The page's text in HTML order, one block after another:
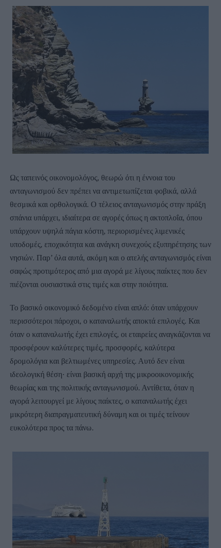
Ως ταπεινός οικονομολόγος, θεωρώ ότι η έννοια του
ανταγωνισμού δεν πρέπει να αντιμετωπίζεται φοβικά, αλλά
θεσμικά και ορθολογικά. Ο τέλειος ανταγωνισμός στην πράξη
σπάνια υπάρχει, ιδιαίτερα σε αγορές όπως η ακτοπλοΐα, όπου
υπάρχουν υψηλά πάγια κόστη, περιορισμένες λιμενικές
υποδομές, εποχικότητα και ανάγκη συνεχούς εξυπηρέτησης των
νησιών. Παρ’ όλα αυτά, ακόμη και ο ατελής ανταγωνισμός είναι
σαφώς προτιμότερος από μια αγορά με λίγους παίκτες που δεν
πιέζονται ουσιαστικά στις τιμές και στην ποιότητα.
Το βασικό οικονομικό δεδομένο είναι απλό: όταν υπάρχουν
περισσότεροι πάροχοι, ο καταναλωτής αποκτά επιλογές. Και
όταν ο καταναλωτής έχει επιλογές, οι εταιρείες αναγκάζονται να
προσφέρουν καλύτερες τιμές, προσφορές, καλύτερα
δρομολόγια και βελτιωμένες υπηρεσίες. Αυτό δεν είναι
ιδεολογική θέση· είναι βασική αρχή της μικροοικονομικής
θεωρίας και της πολιτικής ανταγωνισμού. Αντίθετα, όταν η
αγορά λειτουργεί με λίγους παίκτες, ο καταναλωτής έχει
μικρότερη διαπραγματευτική δύναμη και οι τιμές τείνουν
ευκολότερα προς τα πάνω.